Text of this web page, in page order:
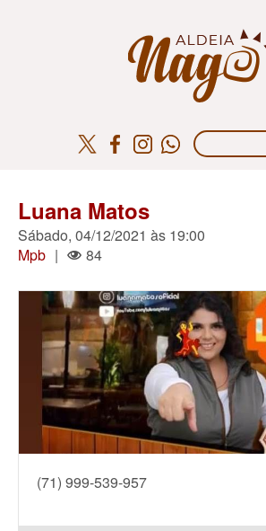
Luana Matos
Sábado, 04/12/2021 às 19:00
Mpb | 84
(71) 999-539-957